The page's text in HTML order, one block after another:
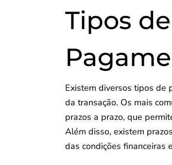
Tipos
Existem diversos tipos de
da transação. Os mais
prazos a prazo, que
Além disso, existem
das condições financeiras